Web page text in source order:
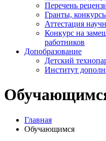
Перечень
Гранты,
Аттестация
Конкурс на
работников
Допобразование
Детский
Институт
Главная
Обучающимся